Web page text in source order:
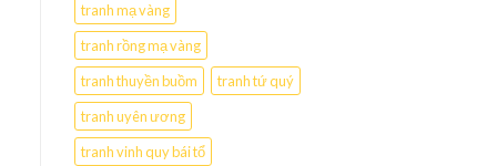
tranh mạ vàng
tranh rồng mạ vàng
tranh thuyền buồm
tranh tứ quý
tranh uyên ương
tranh vinh quy bái tổ